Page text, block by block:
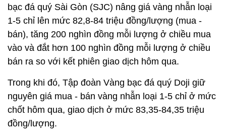
bạc đá quý Sài Gòn (SJC) nâng giá vàng nhẫn loại
1-5 chỉ lên mức 82,8-84 triệu đồng/lượng (mua -
bán), tăng 200 nghìn đồng mỗi lượng ở chiều mua
vào và đắt hơn 100 nghìn đồng mỗi lượng ở chiều
bán ra so với kết phiên giao dịch hôm qua.
Trong khi đó, Tập đoàn Vàng bạc đá quý Doji giữ
nguyên giá mua - bán vàng nhẫn loại 1-5 chỉ ở mức
chốt hôm qua, giao dịch ở mức 83,35-84,35 triệu
đồng/lượng.